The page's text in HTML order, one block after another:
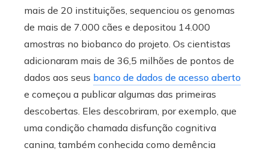
mais de 20 instituições, sequenciou os genomas
de mais de 7.000 cães e depositou 14.000
amostras no biobanco do projeto. Os cientistas
adicionaram mais de 36,5 milhões de pontos de
dados aos seus banco de dados de acesso aberto
e começou a publicar algumas das primeiras
descobertas. Eles descobriram, por exemplo, que
uma condição chamada disfunção cognitiva
canina, também conhecida como demência